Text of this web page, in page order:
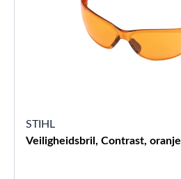
STIHL
Veiligheidsbril, Contrast, oranje